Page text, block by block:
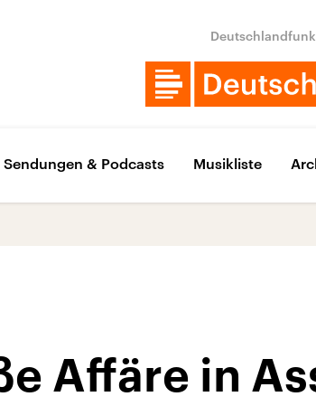
Deutschlandfunk
Sendungen & Podcasts Musikliste
Affäre in